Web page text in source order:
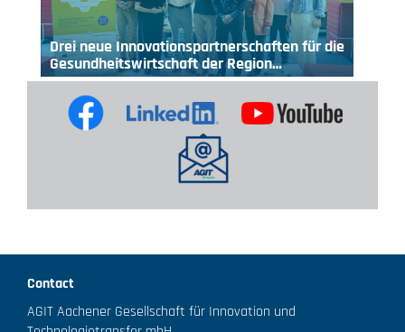
Drei neue Innovationspartnerschaften für die
Gesundheitswirtschaft der Region…
Contact
AGIT Aachener Gesellschaft für Innovation und